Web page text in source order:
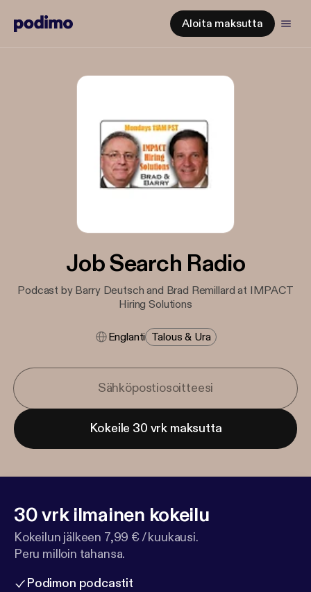
Aloita maksutta
Job Search Radio
Podcast by Barry Deutsch and Brad Remillard at IMPACT
Hiring Solutions
Englanti Talous & Ura
Kokeile 30 vrk maksutta
30 vrk ilmainen kokeilu
Kokeilun jälkeen 7,99 € / kuukausi.
Peru milloin tahansa.
Podimon podcastit